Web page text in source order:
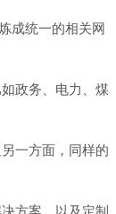
成统一的相关网
政务、电力、煤
一方面，同样的